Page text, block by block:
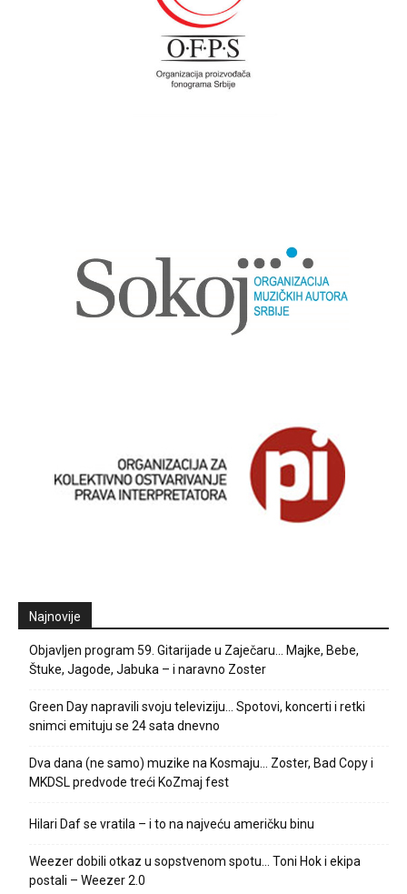
Najnovije
Objavljen program 59. Gitarijade u Zaječaru… Majke, Bebe,
Štuke, Jagode, Jabuka – i naravno Zoster
Green Day napravili svoju televiziju… Spotovi, koncerti i retki
snimci emituju se 24 sata dnevno
Dva dana (ne samo) muzike na Kosmaju… Zoster, Bad Copy i
MKDSL predvode treći KoZmaj fest
Hilari Daf se vratila – i to na najveću američku binu
Weezer dobili otkaz u sopstvenom spotu… Toni Hok i ekipa
postali – Weezer 2.0